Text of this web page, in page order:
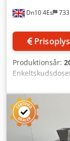
Dn10 4Es
Produktionsår:
01 Dsdpfx Aefv
ramme, 25 kg
mobil, 1-faset